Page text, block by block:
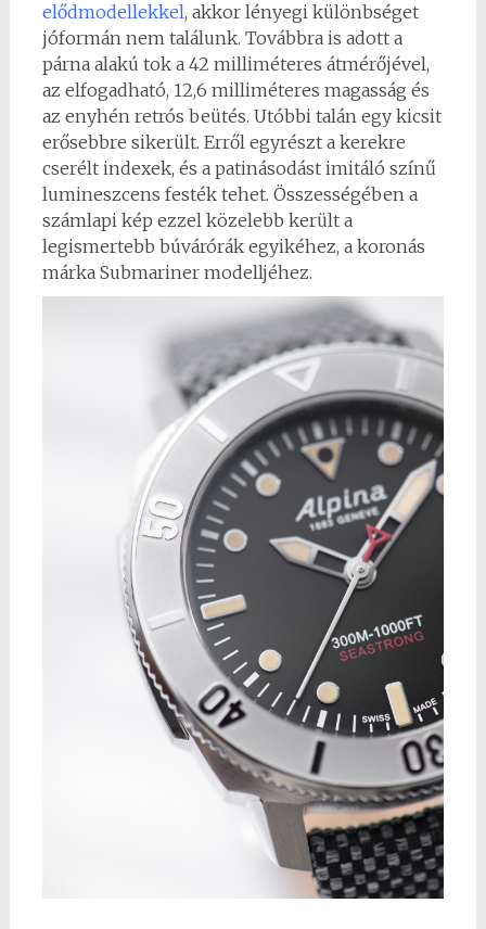
elődmodellekkel, akkor lényegi különbséget
jóformán nem találunk. Továbbra is adott a
párna alakú tok a 42 milliméteres átmérőjével,
az elfogadható, 12,6 milliméteres magasság és
az enyhén retrós beütés. Utóbbi talán egy kicsit
erősebbre sikerült. Erről egyrészt a kerekre
cserélt indexek, és a patinásodást imitáló színű
lumineszcens festék tehet. Összességében a
számlapi kép ezzel közelebb került a
legismertebb búvárórák egyikéhez, a koronás
márka Submariner modelljéhez.